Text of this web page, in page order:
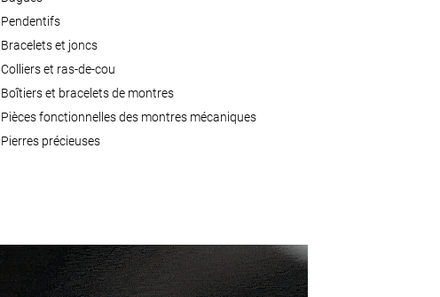
Pendentifs
Bracelets et joncs
Colliers et ras-de-cou
Boîtiers et bracelets de montres
Pièces fonctionnelles des montres mécaniques
Pierres précieuses